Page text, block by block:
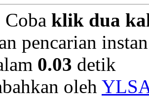
Coba klik dua
pencarian
0.03 detik
oleh